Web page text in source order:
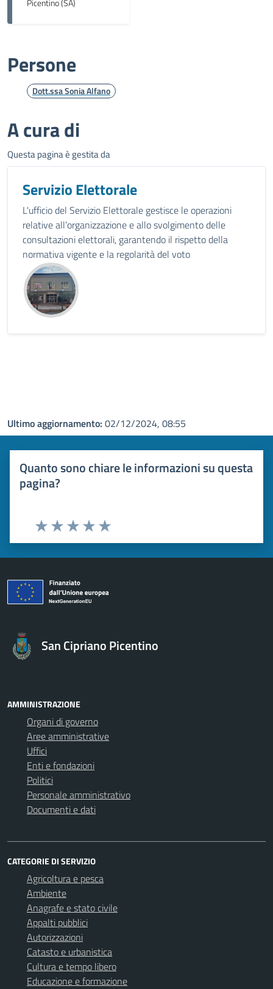
Picentino (SA)
Persone
Dott.ssa Sonia Alfano
A cura di
Questa pagina è gestita da
Servizio Elettorale
L'ufficio del Servizio Elettorale gestisce le operazioni
relative all’organizzazione e allo svolgimento delle
consultazioni elettorali, garantendo il rispetto della
normativa vigente e la regolarità del voto
Ultimo aggiornamento: 02/12/2024, 08:55
Quanto sono chiare le informazioni su questa
pagina?
Valuta 5 stelle su 5
Valuta 4 stelle su 5
Valuta 3 stelle su 5
Valuta 2 stelle su 5
Valuta 1 stelle su 5
San Cipriano Picentino
AMMINISTRAZIONE
Organi di governo
Aree amministrative
Uffici
Enti e fondazioni
Politici
Personale amministrativo
Documenti e dati
CATEGORIE DI SERVIZIO
Agricoltura e pesca
Ambiente
Anagrafe e stato civile
Appalti pubblici
Autorizzazioni
Catasto e urbanistica
Cultura e tempo libero
Educazione e formazione